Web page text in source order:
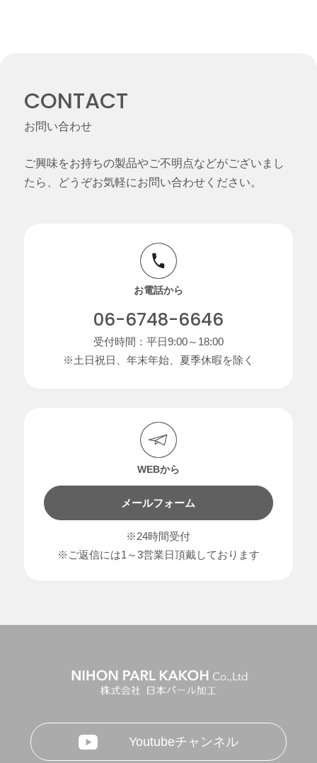
CONTACT
お問い合わせ
ご興味をお持ちの製品やご不明点などがございまし
たら、どうぞお気軽にお問い合わせください。
お電話から
06-6748-6646
受付時間：平日9:00～18:00
※土日祝日、年末年始、夏季休暇を除く
WEBから
メールフォーム
※24時間受付
※ご返信には1～3営業日頂戴しております
Youtubeチャンネル